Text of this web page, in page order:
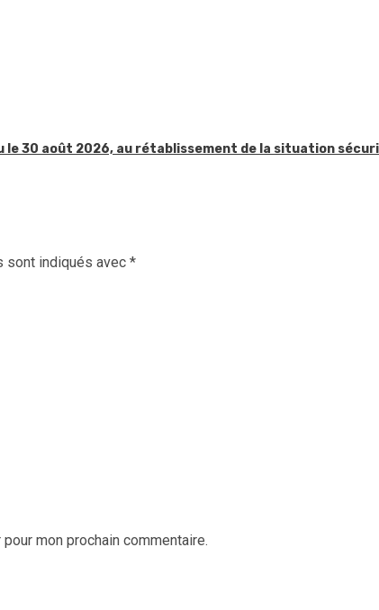
le 30 août 2026, au rétablissement de la situation
sont indiqués avec *
mon prochain commentaire.